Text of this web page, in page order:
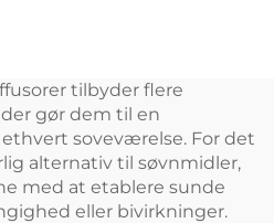
Aroma Diffuser
tilbyder flere
gør dem til en
soveværelse. For det
alternativ til søvnmidler,
med at etablere sunde
eller bivirkninger.